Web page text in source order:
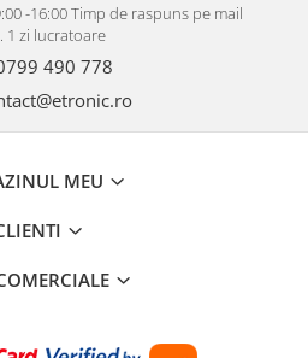
-16:00 Timp de raspuns pe mail
1 zi lucratoare
490 778
MEU